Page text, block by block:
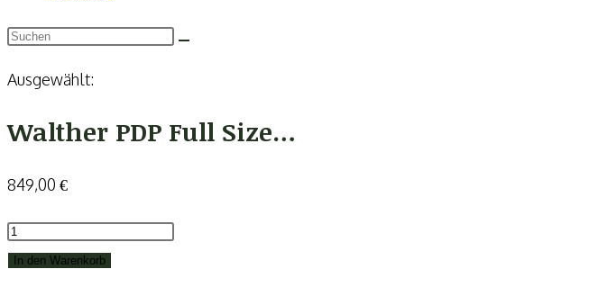
Ausgewählt:
Walther PDP Full Size…
849,00 €
Walther
PDP
In den Warenkorb